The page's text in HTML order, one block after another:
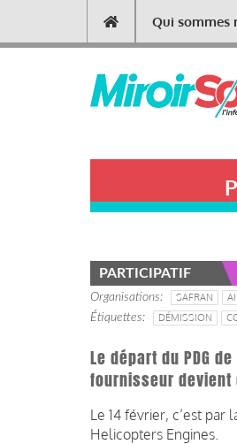
contenu
Main
navigation
Qui sommes
PARTICIPATIF
Organisations SAFRAN
Étiquettes
DÉMISSION
Le départ du PDG
fournisseur devient
Le 14 février, c’est par
Helicopters Engines.